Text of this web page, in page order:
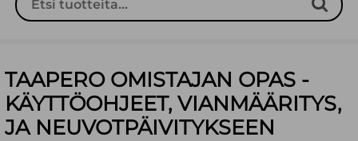
TAAPERO OMISTAJAN OPAS -
KÄYTTÖOHJEET, VIANMÄÄRITYS,
JA NEUVOTPÄIVITYKSEEN